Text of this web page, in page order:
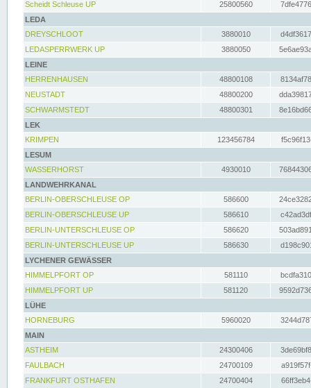
Scheidt Schleuse UP
25800560
LEDA
DREYSCHLOOT
3880010
LEDASPERRWERK UP
3880050
LEINE
HERRENHAUSEN
48800108
NEUSTADT
48800200
SCHWARMSTEDT
48800301
LEK
KRIMPEN
123456784
LESUM
WASSERHORST
4930010
LANDWEHRKANAL
BERLIN-OBERSCHLEUSE OP
586600
BERLIN-OBERSCHLEUSE UP
586610
BERLIN-UNTERSCHLEUSE OP
586620
BERLIN-UNTERSCHLEUSE UP
586630
LYCHENER GEWÄSSER
HIMMELPFORT OP
581110
HIMMELPFORT UP
581120
LÜHE
HORNEBURG
5960020
MAIN
ASTHEIM
24300406
FAULBACH
24700109
FRANKFURT OSTHAFEN
24700404